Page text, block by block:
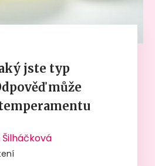
jste typ
může